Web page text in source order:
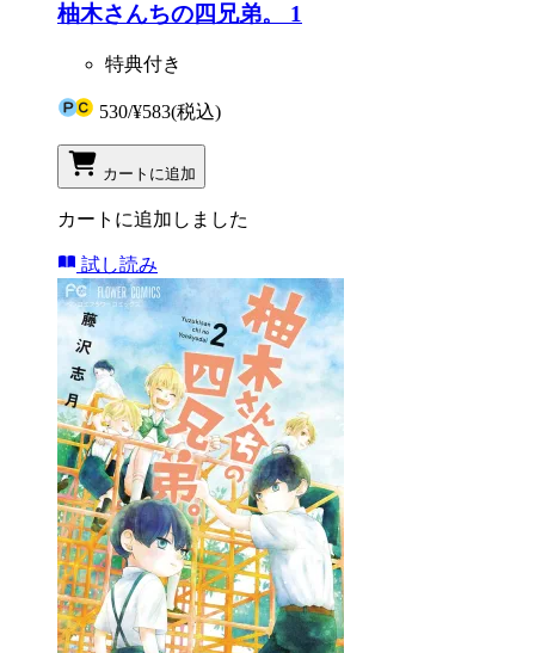
柚木さんちの四兄弟。 1
特典付き
530/¥583(税込)
カートに追加
カートに追加しました
試し読み